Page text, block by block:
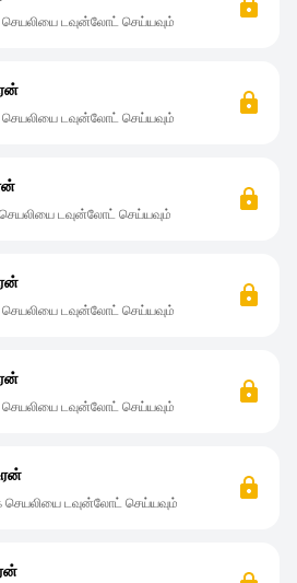
டவுன்லோட் செய்யவும்
டவுன்லோட் செய்யவும்
டவுன்லோட் செய்யவும்
டவுன்லோட் செய்யவும்
டவுன்லோட் செய்யவும்
டவுன்லோட் செய்யவும்